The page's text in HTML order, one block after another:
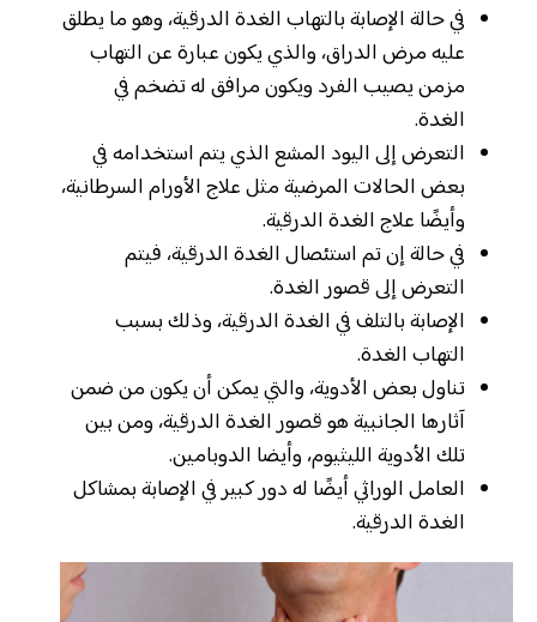
في حالة الإصابة بالتهاب الغدة الدرقية، وهو ما يطلق
عليه مرض الدراق، والذي يكون عبارة عن التهاب
مزمن يصيب الفرد ويكون مرافق له تضخم في
الغدة.
التعرض إلى اليود المشع الذي يتم استخدامه في
بعض الحالات المرضية مثل علاج الأورام السرطانية،
وأيضًا علاج الغدة الدرقية.
في حالة إن تم استئصال الغدة الدرقية، فيتم
التعرض إلى قصور الغدة.
الإصابة بالتلف في الغدة الدرقية، وذلك بسبب
التهاب الغدة.
تناول بعض الأدوية، والتي يمكن أن يكون من ضمن
آثارها الجانبية هو قصور الغدة الدرقية، ومن بين
تلك الأدوية الليثيوم، وأيضا الدوبامين.
العامل الوراثي أيضًا له دور كبير في الإصابة بمشاكل
الغدة الدرقية.